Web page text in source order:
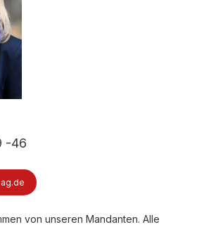
-46
von unseren Mandanten. Alle